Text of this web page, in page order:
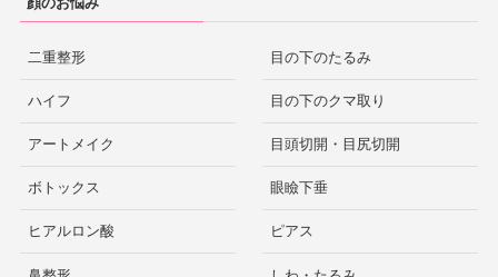
二重整形
ハイフ
アートメイク
ボトックス
ヒアルロン酸
目の下のたるみ
目の下のクマ取り
目頭切開・目尻切開
眼瞼下垂
ピアス